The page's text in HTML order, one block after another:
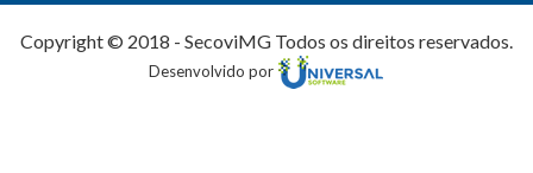
Copyright © 2018 - SecoviMG Todos os direitos reservados.
Desenvolvido por